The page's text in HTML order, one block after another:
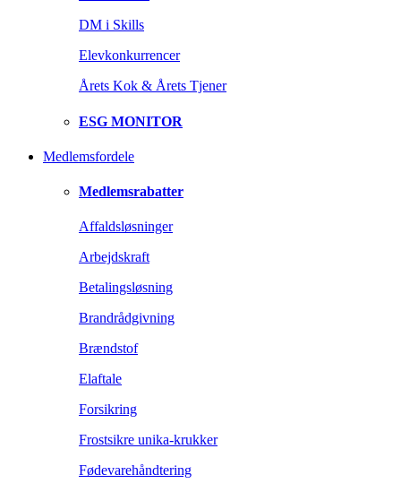
DM i Skills
Elevkonkurrencer
Årets Kok & Årets Tjener
ESG MONITOR
Medlemsfordele
Medlemsrabatter
Affaldsløsninger
Arbejdskraft
Betalingsløsning
Brandrådgivning
Brændstof
Elaftale
Forsikring
Frostsikre unika-krukker
Fødevarehåndtering